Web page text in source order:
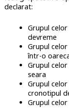
declarat:
Grupul
devreme
Grupul
într-o
Grupul
seara
Grupul
cronotipul
Grupul